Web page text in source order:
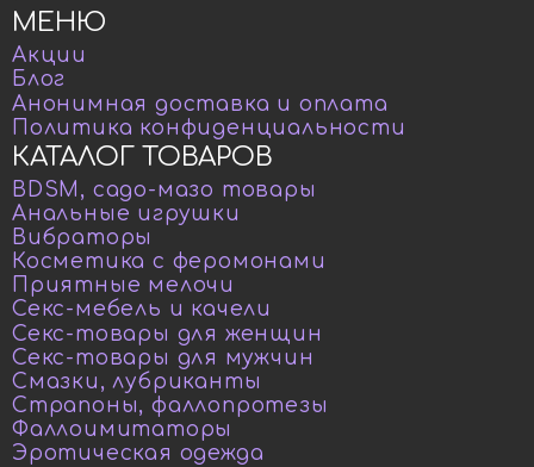
КАТАЛОГ ТОВАРОВ
BDSM, садо-мазо товары
Анальные игрушки
Вибраторы
Косметика с феромонами
Приятные мелочи
Секс-мебель и качели
Секс-товары для женщин
Секс-товары для мужчин
Смазки, лубриканты
Страпоны, фаллопротезы
Фаллоимитаторы
Эротическая одежда
МЕНЮ
Акции
Блог
Анонимная доставка и оплата
Политика конфиденциальности